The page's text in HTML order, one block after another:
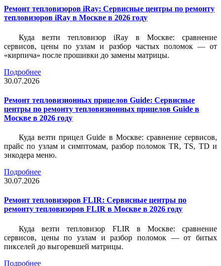
Ремонт тепловизоров iRay: Сервисные центры по ремонту
тепловизоров iRay в Москве в 2026 году
Куда везти тепловизор iRay в Москве: сравнение
сервисов, цены по узлам и разбор частых поломок — от
«кирпича» после прошивки до замены матрицы.
Подробнее
30.07.2026
Ремонт тепловизионных прицелов Guide: Сервисные
центры по ремонту тепловизионных прицелов Guide в
Москве в 2026 году
Куда везти прицел Guide в Москве: сравнение сервисов,
прайс по узлам и симптомам, разбор поломок TR, TS, TD и
энкодера меню.
Подробнее
30.07.2026
Ремонт тепловизоров FLIR: Сервисные центры по
ремонту тепловизоров FLIR в Москве в 2026 году
Куда везти тепловизор FLIR в Москве: сравнение
сервисов, цены по узлам и разбор поломок — от битых
пикселей до выгоревшей матрицы.
Подробнее